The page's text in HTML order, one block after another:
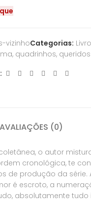
vizinhoCategorias:
, quadrinhos,
AVALIAÇÕES (0)
o autor
cronológica, te
de produção da
é escroto, a
absolutamente